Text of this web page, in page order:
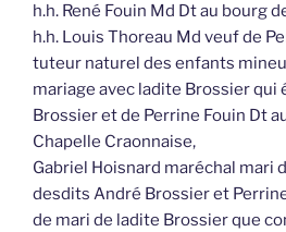
h.h. René Fouin Md Dt au bourg
h.h. Louis Thoreau Md veuf de
tuteur naturel des enfants
mariage avec ladite Brossier qui
Brossier et de Perrine Fouin Dt
Chapelle Craonnaise,
Gabriel Hoisnard maréchal mari
desdits André Brossier et
de mari de ladite Brossier que